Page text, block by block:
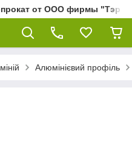
от ООО фирмы "Тэра"
Алюмінієвий профіль